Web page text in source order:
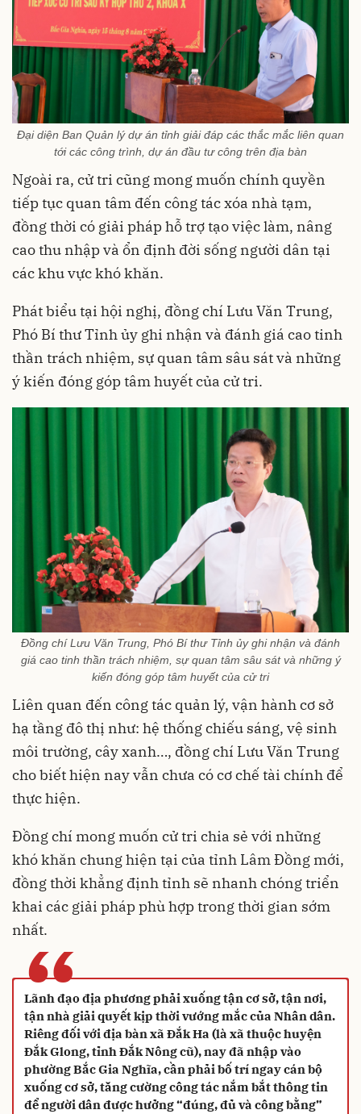
Đại diện Ban Quản lý dự án tỉnh giải đáp các thắc mắc liên quan
tới các công trình, dự án đầu tư công trên địa bàn
Ngoài ra, cử tri cũng mong muốn chính quyền
tiếp tục quan tâm đến công tác xóa nhà tạm,
đồng thời có giải pháp hỗ trợ tạo việc làm, nâng
cao thu nhập và ổn định đời sống người dân tại
các khu vực khó khăn.
Phát biểu tại hội nghị, đồng chí Lưu Văn Trung,
Phó Bí thư Tỉnh ủy ghi nhận và đánh giá cao tinh
thần trách nhiệm, sự quan tâm sâu sát và những
ý kiến đóng góp tâm huyết của cử tri.
Đồng chí Lưu Văn Trung, Phó Bí thư Tỉnh ủy ghi nhận và đánh
giá cao tinh thần trách nhiệm, sự quan tâm sâu sát và những ý
kiến đóng góp tâm huyết của cử tri
Liên quan đến công tác quản lý, vận hành cơ sở
hạ tầng đô thị như: hệ thống chiếu sáng, vệ sinh
môi trường, cây xanh…, đồng chí Lưu Văn Trung
cho biết hiện nay vẫn chưa có cơ chế tài chính để
thực hiện.
Đồng chí mong muốn cử tri chia sẻ với những
khó khăn chung hiện tại của tỉnh Lâm Đồng mới,
đồng thời khẳng định tỉnh sẽ nhanh chóng triển
khai các giải pháp phù hợp trong thời gian sớm
nhất.
“
Lãnh đạo địa phương phải xuống tận cơ sở, tận nơi,
tận nhà giải quyết kịp thời vướng mắc của Nhân dân.
Riêng đối với địa bàn xã Đắk Ha (là xã thuộc huyện
Đắk Glong, tỉnh Đắk Nông cũ), nay đã nhập vào
phường Bắc Gia Nghĩa, cần phải bố trí ngay cán bộ
xuống cơ sở, tăng cường công tác nắm bắt thông tin
để người dân được hưởng “đúng, đủ và công bằng”